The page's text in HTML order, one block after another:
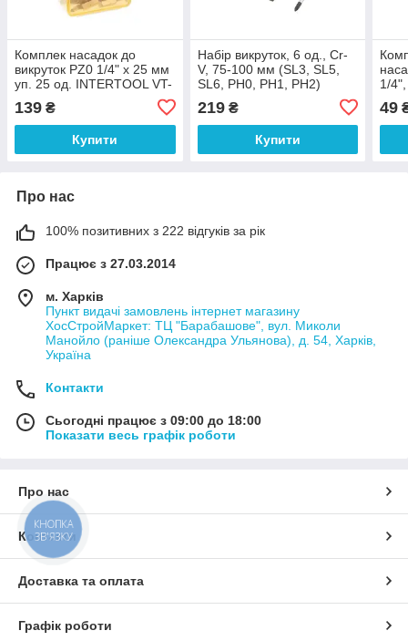
Комплек насадок до
викруток PZ0 1/4" x 25 мм
уп. 25 од. INTERTOOL VT-
139 ₴
Купити
Набір викруток, 6 од., Cr-
V, 75-100 мм (SL3, SL5,
SL6, PH0, PH1, PH2)
219₴
Купити
1/
49
Про нас
100% позитивних з 222 відгуків за рік
Працює з 27.03.2014
м. Харків
Пункт видачі замовлень інтернет магазину
ХосСтройМаркет: ТЦ "Барабашове", вул. Миколи
Манойло (раніше Олександра Ульянова), д. 54, Харків,
Україна
Контакти
Сьогодні працює з 09:00 до 18:00
Показати весь графік роботи
Про нас
Контакти
Доставка та оплата
Графік роботи
КНОПКА
ЗВ'ЯЗКУ